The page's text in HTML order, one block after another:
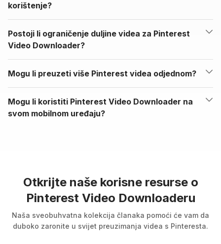
korištenje?
Postoji li ograničenje duljine videa za Pinterest
Video Downloader?
Mogu li preuzeti više Pinterest videa odjednom?
Mogu li koristiti Pinterest Video Downloader na
svom mobilnom uređaju?
Otkrijte naše korisne resurse o
Pinterest Video Downloaderu
Naša sveobuhvatna kolekcija članaka pomoći će vam da
duboko zaronite u svijet preuzimanja videa s Pinteresta.